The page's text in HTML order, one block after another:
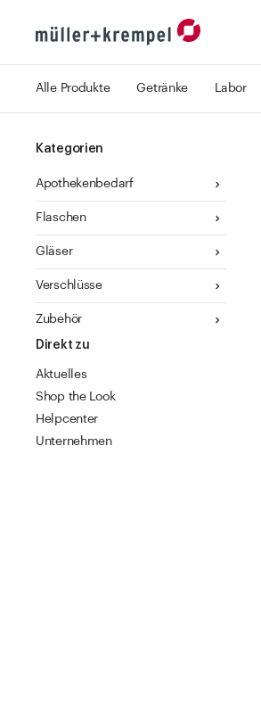
Alle Produkte Getränke Labor
Kategorien
Apothekenbedarf
Flaschen
Gläser
Verschlüsse
Zubehör
Direkt zu
Aktuelles
Shop the Look
Helpcenter
Unternehmen